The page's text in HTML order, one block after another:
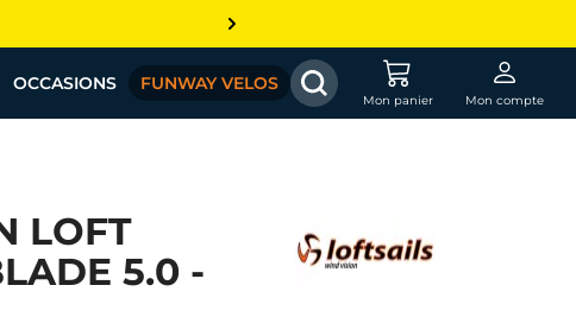
OCCASIONS FUNWAY VELOS
Mon panier Mon compte
LOFT
5.0 -